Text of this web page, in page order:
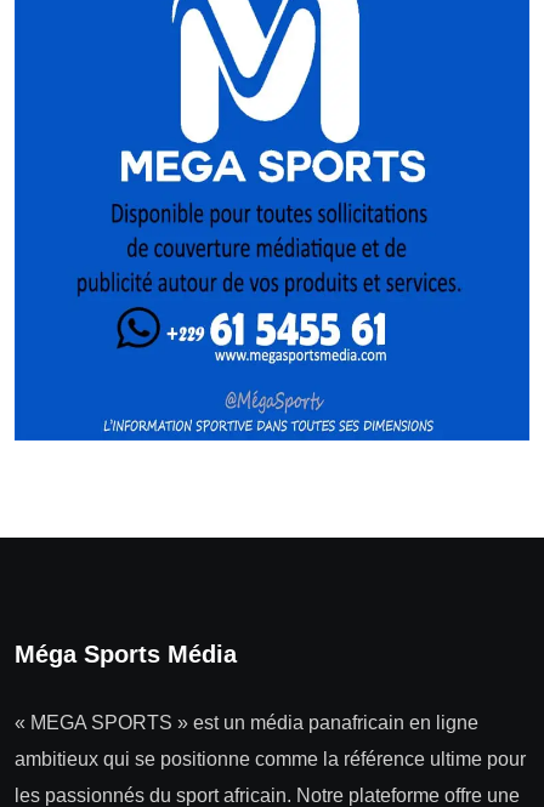
Méga Sports Média
« MEGA SPORTS » est un média panafricain en ligne
ambitieux qui se positionne comme la référence ultime pour
les passionnés du sport africain. Notre plateforme offre une